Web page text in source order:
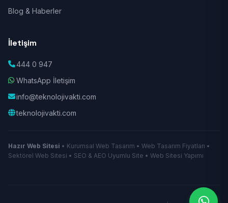
Blog & Haberler
İletişim
444 0 947
WhatsApp İletişim
info@teknolojivakti.com
teknolojivakti.com
Hazır Web Sitesi • Kurumsal Web Tasarım • Web Tasarım Fiyatları •
Sektörel Web Sitesi • SEO & AEO Uyumlu Site • Web Sitesi Yapımı